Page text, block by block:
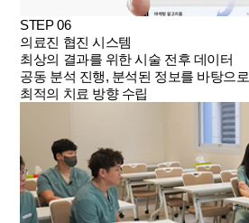
STEP 06
의료진 협진 시스템
최상의 결과를 위한 시술 전후 데이터
공동 분석 진행, 분석된 정보를 바탕으로
최적의 치료 방향 수립